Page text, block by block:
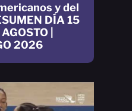
y del
DÍA 15
|
2026